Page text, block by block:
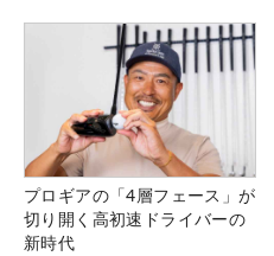
プロギアの「4層フェース」が
切り開く高初速ドライバーの
新時代